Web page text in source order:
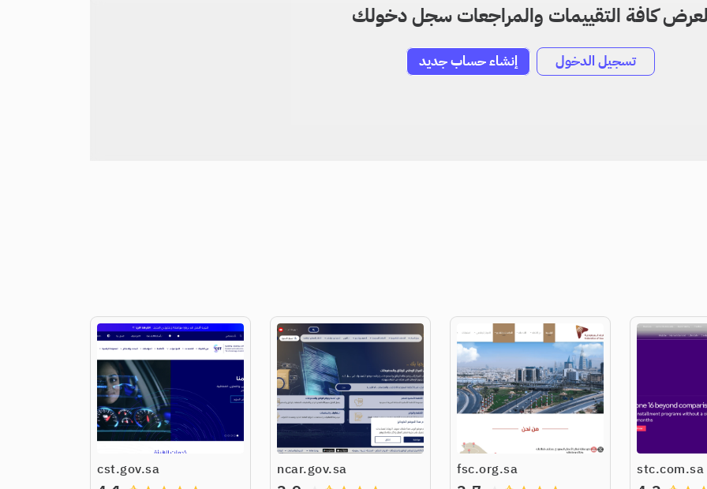
لعرض كافة التقييمات والمراجعات سجل دخولك
تسجيل الدخول إنشاء حساب جديد
stc.com.sa
fsc.org.sa
ncar.gov.sa
cst.gov.sa